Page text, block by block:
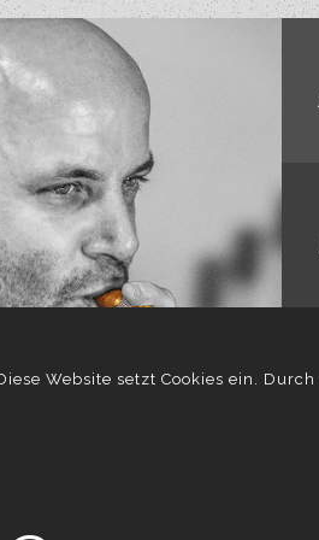
Website setzt Cookies ein.